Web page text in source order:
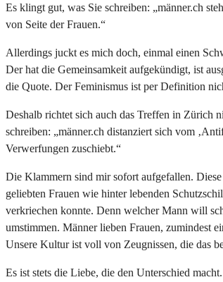
Es klingt gut, was Sie schreiben: „männer.ch
von Seite der Frauen.“
Allerdings juckt es mich doch, einmal einen
Der hat die Gemeinsamkeit aufgekündigt, ist
die Quote. Der Feminismus ist per Definition
Deshalb richtet sich auch das Treffen in Zürich
schreiben: „männer.ch distanziert sich vom
Verwerfungen zuschiebt.“
Die Klammern sind mir sofort aufgefallen.
geliebten Frauen wie hinter lebenden
verkriechen konnte. Denn welcher Mann will
umstimmen. Männer lieben Frauen, zumindest
Unsere Kultur ist voll von Zeugnissen, die das
Es ist stets die Liebe, die den Unterschied